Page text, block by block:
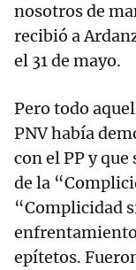
nosotros de
recibió a
el 31 de mayo.
Pero todo
PNV había
con el PP y que
de la
“Complicidad
epítetos.